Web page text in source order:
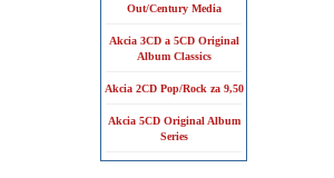
Out/Century Media
Akcia 3CD a 5CD Original
Album Classics
Akcia 2CD Pop/Rock za 9,50
Akcia 5CD Original Album
Series